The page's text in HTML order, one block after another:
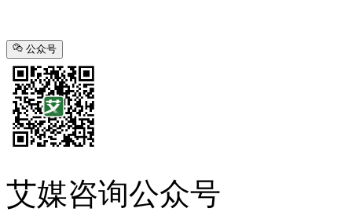
公众号
艾媒咨询公众号